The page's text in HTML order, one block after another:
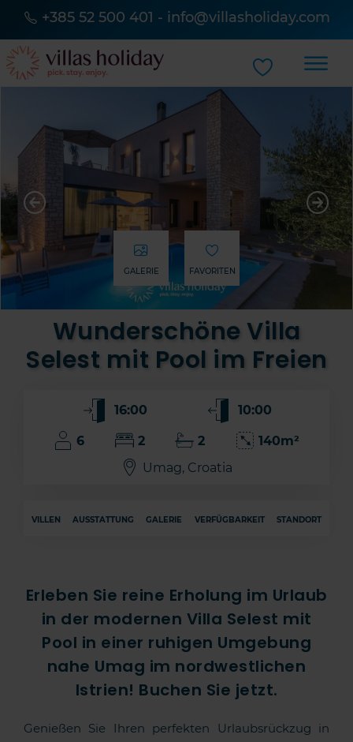
+385 52 500 401 - info@villasholiday.com
GALERIE FAVORITEN
Wunderschöne Villa
Selest mit Pool im Freien
16:00 10:00
6 2 2
140m²
Umag, Croatia
VILLEN AUSSTATTUNG GALERIE VERFÜGBARKEIT STANDORT
Erleben Sie reine Erholung im Urlaub
in der modernen Villa Selest mit
Pool in einer ruhigen Umgebung
nahe Umag im nordwestlichen
Istrien! Buchen Sie jetzt.
Genießen Sie Ihren perfekten Urlaubsrückzug in